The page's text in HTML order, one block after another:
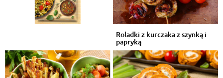
Roladki z kurczaka z szynką i
papryką